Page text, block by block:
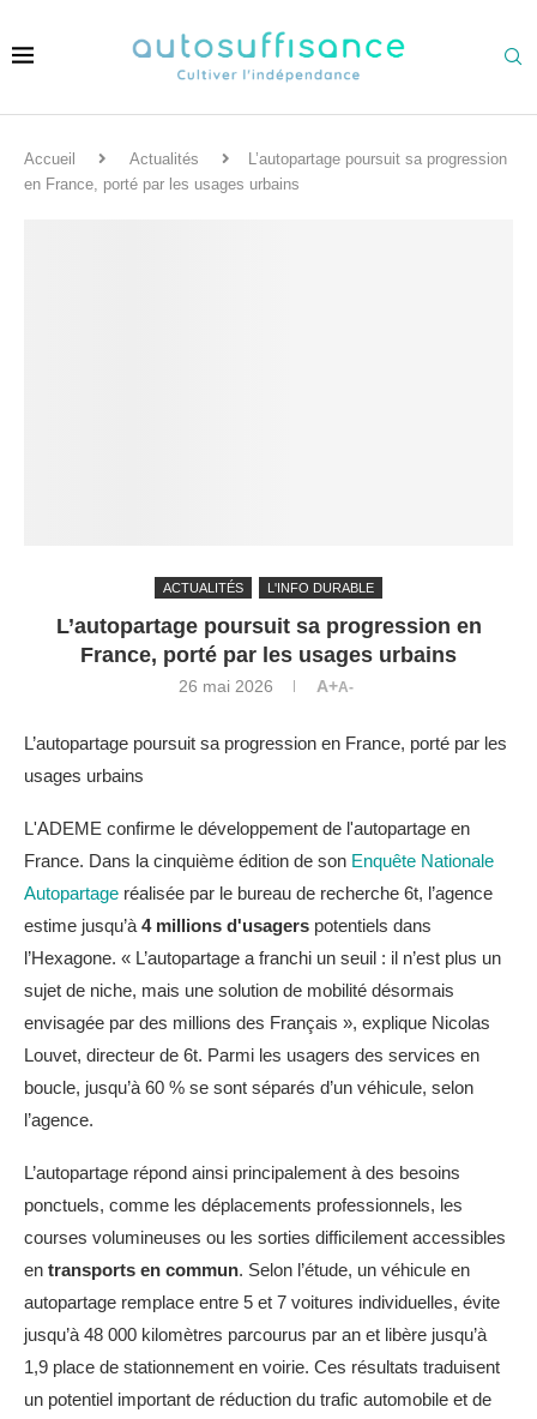
Accueil Actualités
L’autopartage poursuit sa progression
en France, porté par les usages urbains
ACTUALITÉS L'INFO DURABLE
L’autopartage poursuit sa progression en
France, porté par les usages urbains
26 mai 2026 A+A-
L’autopartage poursuit sa progression en France, porté par les
usages urbains
L'ADEME confirme le développement de l'autopartage en
France. Dans la cinquième édition de son Enquête Nationale
Autopartage réalisée par le bureau de recherche 6t, l’agence
estime jusqu’à 4 millions d'usagers potentiels dans
l’Hexagone. « L’autopartage a franchi un seuil : il n’est plus un
sujet de niche, mais une solution de mobilité désormais
envisagée par des millions des Français », explique Nicolas
Louvet, directeur de 6t. Parmi les usagers des services en
boucle, jusqu’à 60 % se sont séparés d’un véhicule, selon
l’agence.
L’autopartage répond ainsi principalement à des besoins
ponctuels, comme les déplacements professionnels, les
courses volumineuses ou les sorties difficilement accessibles
en transports en commun. Selon l’étude, un véhicule en
autopartage remplace entre 5 et 7 voitures individuelles, évite
jusqu’à 48 000 kilomètres parcourus par an et libère jusqu’à
1,9 place de stationnement en voirie. Ces résultats traduisent
un potentiel important de réduction du trafic automobile et de